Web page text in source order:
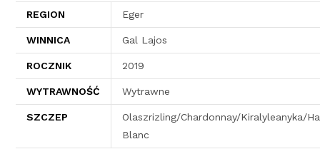
REGION Eger
WINNICA Gal Lajos
ROCZNIK 2019
WYTRAWNOŚĆ Wytrawne
SZCZEP
Olaszrizling/Chardonnay/Kiralyleanyka/
Blanc